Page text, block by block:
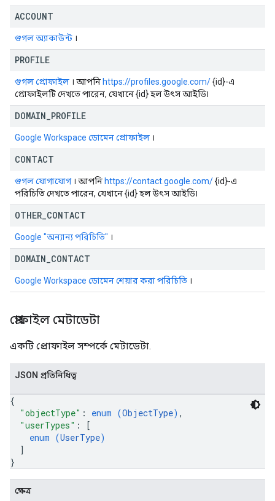
ACCOUNT
গুগল অ্যাকাউন্ট ।
PROFILE
গুগল প্রোফাইল । আপনি https://profiles.google.com/{id}-এ
প্রোফাইলটি দেখতে পারেন, যেখানে {id} হল উৎস আইডি৷
DOMAIN PROFILE
Google Workspace ডোমেন প্রোফাইল ।
CONTACT
গুগল যোগাযোগ। আপনি https://contact.google.com/{id}-এ
পরিচিতি দেখতে পারেন, যেখানে {id} হল উৎস আইডি৷
OTHER CONTACT
Google "অন্যান্য পরিচিতি" ।
DOMAIN CONTACT
Google Workspace ডোমেন শেয়ার করা পরিচিতি ।
প্রোফাইল মেটাডেটা
একটি প্রোফাইল সম্পর্কে মেটাডেটা.
JSON প্রতিনিধিত্ব
{
"objectType" : enum (ObjectType) ,
"userTypes" :
[
enum (UserType)
]
}
ক্ষেত্র